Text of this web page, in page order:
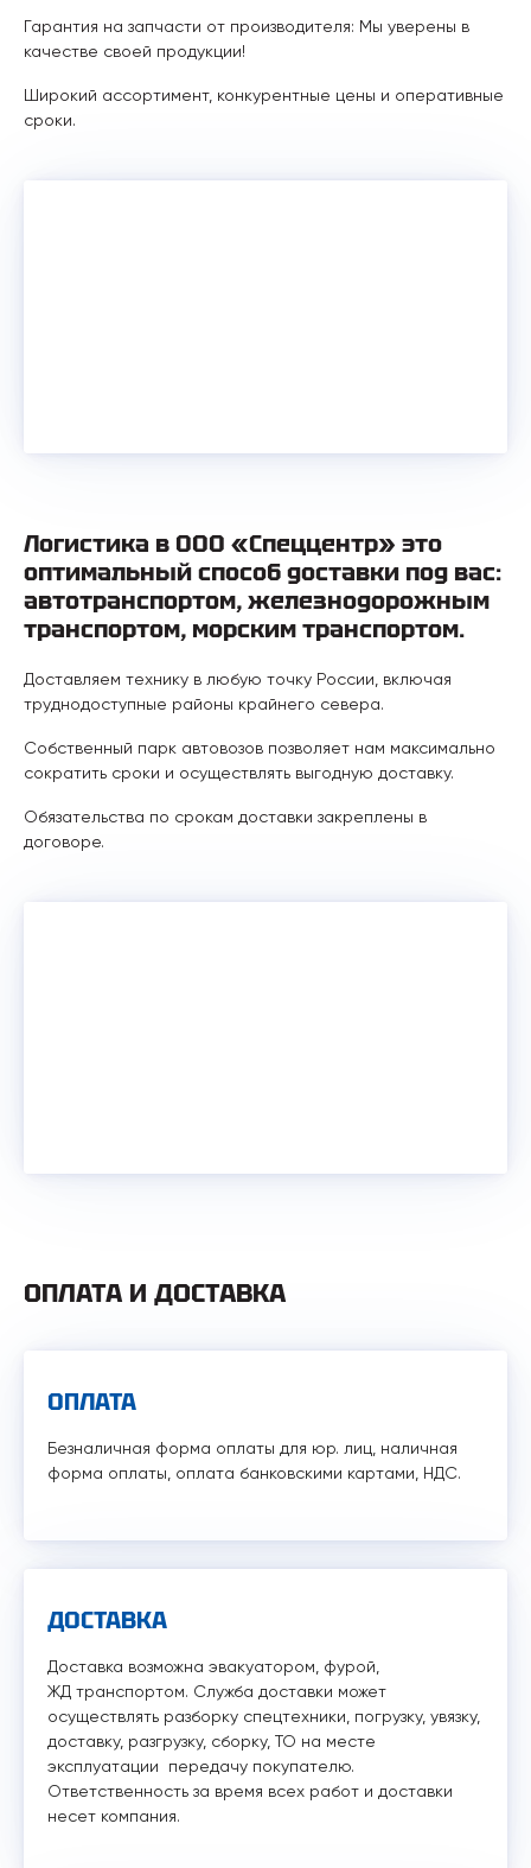
Гарантия на запчасти от производителя: Мы уверены в
качестве своей продукции!
Широкий ассортимент, конкурентные цены и оперативные
сроки.
Логистика в ООО «Спеццентр» это
оптимальный способ доставки под вас:
автотранспортом, железнодорожным
транспортом, морским транспортом.
Доставляем технику в любую точку России, включая
труднодоступные районы крайнего севера.
Собственный парк автовозов позволяет нам максимально
сократить сроки и осуществлять выгодную доставку.
Обязательства по срокам доставки закреплены в
договоре.
ОПЛАТА И ДОСТАВКА
ОПЛАТА
Безналичная форма оплаты для юр. лиц, наличная
форма оплаты, оплата банковскими картами, НДС.
ДОСТАВКА
Доставка возможна эвакуатором, фурой,
ЖД транспортом. Служба доставки может
осуществлять разборку спецтехники, погрузку, увязку,
доставку, разгрузку, сборку, ТО на месте
эксплуатации передачу покупателю.
Ответственность за время всех работ и доставки
несет компания.